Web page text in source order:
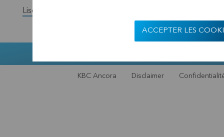
Lisez la version complète du communiqué de presse.
KBC Ancora Disclaimer
ACCEPTER LES